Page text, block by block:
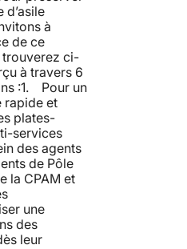
d’asile
à
de ce
ci-
à travers 6
:1. Pour un
rapide et
plates-
services
des agents
de Pôle
la CPAM et
une
des
leur